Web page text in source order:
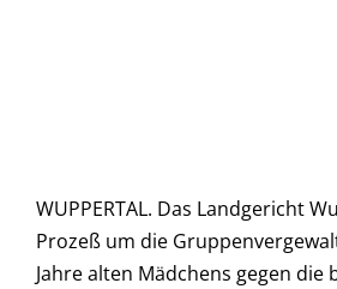
WUPPERTAL. Das Landgericht
Prozeß um die
Jahre alten Mädchens gegen die